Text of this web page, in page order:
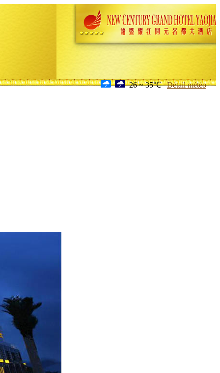
26 ~ 35℃ Détail météo